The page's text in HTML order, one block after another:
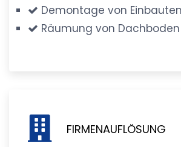
Demontage von Einbauten
Räumung von
FIRMENAUFLÖSUNG